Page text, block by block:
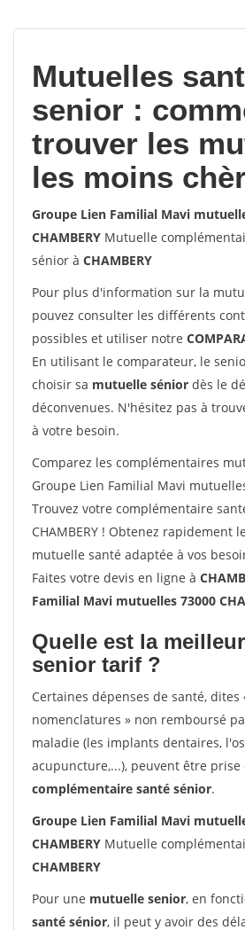
Mutuelles
senior :
trouver les
les moins
Groupe Lien Familial Mavi
CHAMBERY Mutuelle
sénior à CHAMBERY
Pour plus d'information sur la
pouvez consulter les différents
possibles et utiliser notre
En utilisant le comparateur, le
choisir sa mutuelle sénior dès le
déconvenues. N'hésitez pas à
à votre besoin.
Comparez les complémentaires
Groupe Lien Familial Mavi
Trouvez votre complémentaire
CHAMBERY ! Obtenez rapidement
mutuelle santé adaptée à vos
Faites votre devis en ligne à
Familial Mavi mutuelles 73000
Quelle est la
senior tarif ?
Certaines dépenses de santé, dites
nomenclatures » non remboursé
maladie (les implants dentaires,
acupuncture,...), peuvent être prise
complémentaire santé sénior.
Groupe Lien Familial Mavi
CHAMBERY Mutuelle
CHAMBERY
Pour une mutuelle senior, en
santé sénior, il peut y avoir des